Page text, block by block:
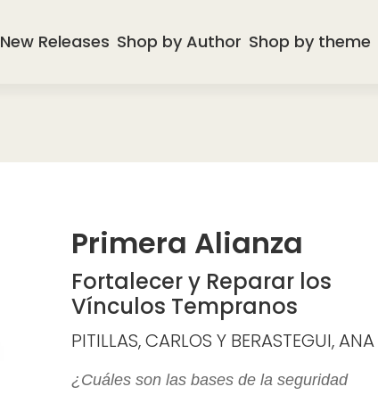
New Releases Shop by Author Shop by theme
Primera Alianza
Fortalecer y Reparar los
Vínculos Tempranos
PITILLAS, CARLOS Y BERASTEGUI, ANA
¿Cuáles son las bases de la seguridad